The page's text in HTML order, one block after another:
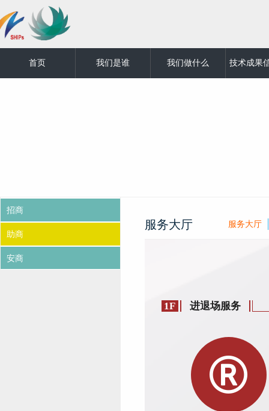
首页 我们是谁 我们做什么 技术成果
招商
助商
安商
服务大厅 服务大厅
1F 进退场服务